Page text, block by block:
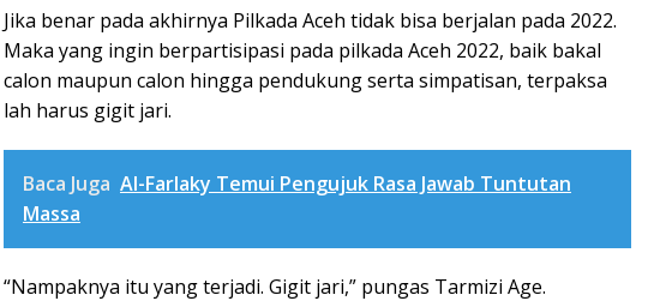
Jika benar pada akhirnya Pilkada Aceh tidak bisa berjalan pada 2022.
Maka yang ingin berpartisipasi pada pilkada Aceh 2022, baik bakal
calon maupun calon hingga pendukung serta simpatisan, terpaksa
lah harus gigit jari.
Baca Juga Al-Farlaky Temui Pengujuk Rasa Jawab Tuntutan
Massa
“Nampaknya itu yang terjadi. Gigit jari,” pungas Tarmizi Age.